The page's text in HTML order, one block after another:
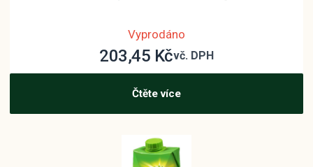
Vyprodáno
203,45 Kčvč. DPH
Čtěte více